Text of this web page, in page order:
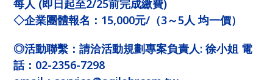
每人 (即日起至2/25前完成繳費)
◇企業團體報名：15,000元/（3～5人 均一價）
◎活動聯繫：請洽活動規劃專案負責人: 徐小姐 電
話：02-2356-7298